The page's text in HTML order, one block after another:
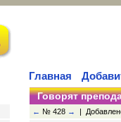
Главная
Говорят
← № 428 → |